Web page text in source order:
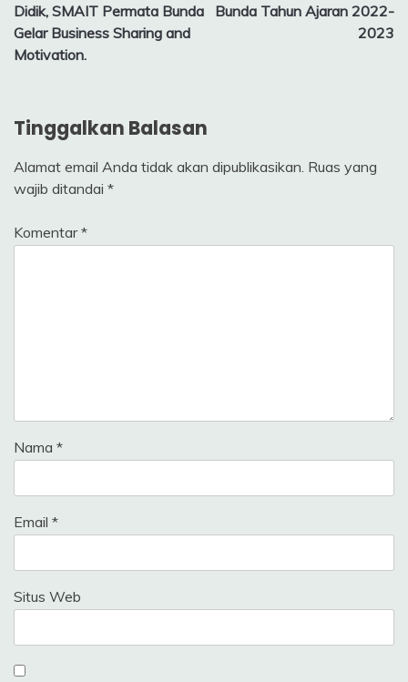
Didik, SMAIT Permata Bunda
Gelar Business Sharing and
Motivation.
Bunda Tahun Ajaran 2022-
2023
Tinggalkan Balasan
Alamat email Anda tidak akan dipublikasikan. Ruas yang
wajib ditandai *
Komentar*
Nama *
Email *
Situs Web